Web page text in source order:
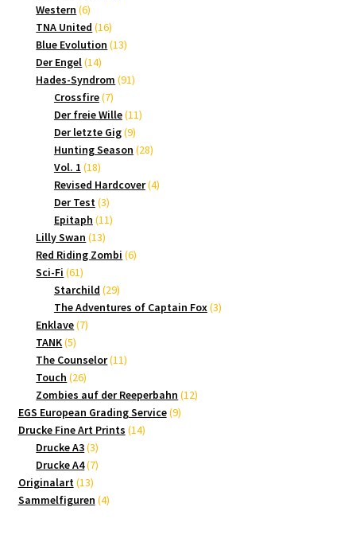
Western 66
Produkte
TNA United 1616
Produkte
Blue Evolution 1313
Der Engel 1414
Produkte
Hades-Syndrom 9191
Crossfire 77
Produkte
Der freie Wille 1111
Der letzte Gig 99
Produkte
Hunting Season 2828
Vol. 1 1818
Produkte
Revised Hardcover 44
Der Test 33
Produkte
Epitaph 1111
Lilly Swan 1313
Produkte
Red Riding Zombi 66
Sci-Fi 6161
Produkte
Starchild 2929
Produkte
The Adventures of Captain Fox 33
Enklave 77
TANK 55
Produkte
The Counselor 1111
Touch 2626
Produkte
Zombies auf der Reeperbahn 1212
EGS European Grading Service 99
Drucke Fine Art Prints 1414
Drucke A3 33
Produkte
Drucke A4 77
Originalart 1313
Produkte
Sammelfiguren 44